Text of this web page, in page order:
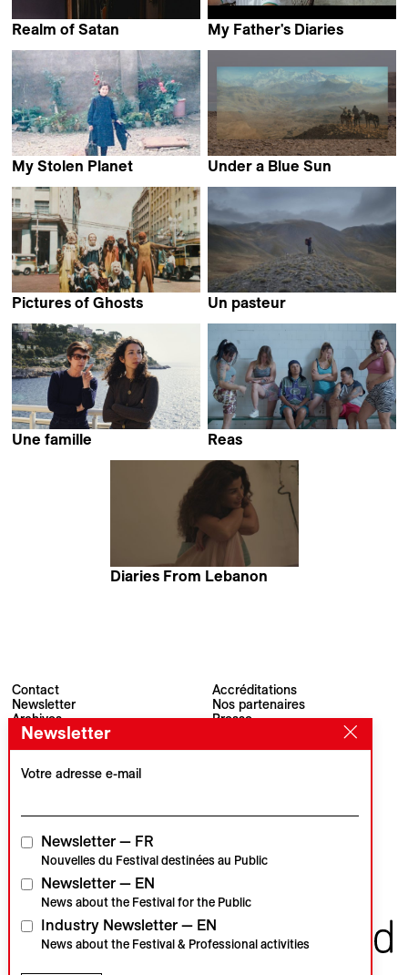
Realm of Satan
My Father's Diaries
My Stolen Planet
Under a Blue Sun
Pictures of Ghosts
Un pasteur
Une famille
Reas
Diaries From Lebanon
Contact
Newsletter
Archives
Accréditations
Nos partenaires
Presse
Visions du Réel
CH–1260 Nyon
Partenaires institutionnels
Newsletter
Votre adresse e-mail
Newsletter — FR
Nouvelles du Festival destinées au Public
Newsletter — EN
News about the Festival for the Public
Industry Newsletter — EN
News about the Festival & Professional activities